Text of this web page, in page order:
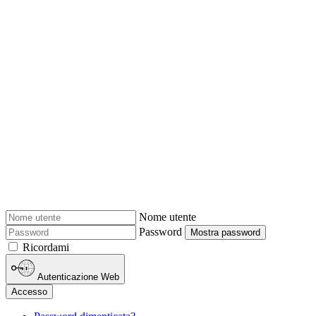
Nome utente
Password
Mostra password
Ricordami
Autenticazione Web
Accesso